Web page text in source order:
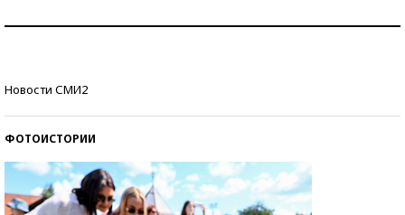
Новости СМИ2
ФОТОИСТОРИИ